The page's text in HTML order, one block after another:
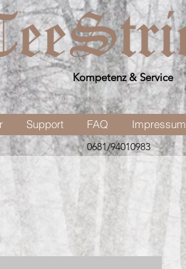
Kompetenz & Service
Support FAQ Impressum
0681/94010983